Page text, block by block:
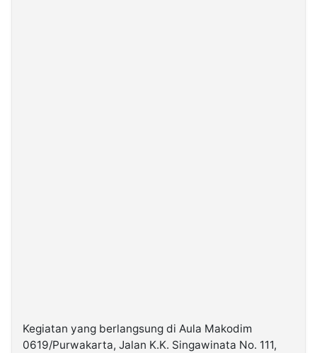
Kegiatan yang berlangsung di Aula Makodim
0619/Purwakarta, Jalan K.K. Singawinata No. 111,